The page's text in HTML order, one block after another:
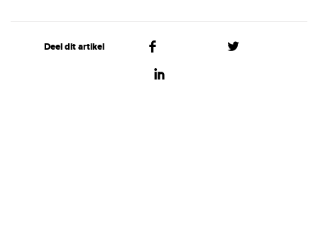
Deel dit artikel